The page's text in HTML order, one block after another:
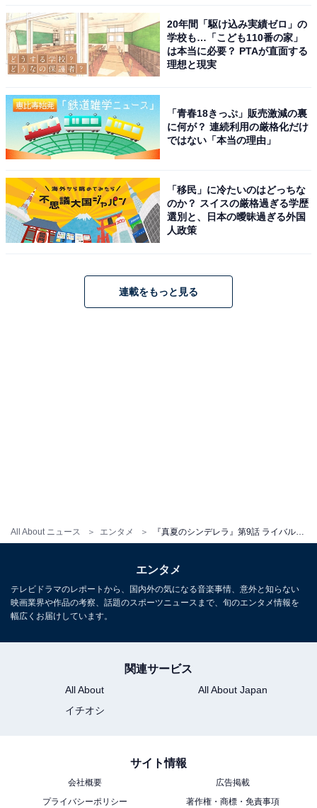
All About ニュース エンタメ
ト殺到
夏の終わりが近づき、それぞれの恋模様もいよいよクラ
選択するのか気になる展開に。
X（旧Twitter）では、「9話の匠、かっこいい」「匠がや
ってること、4～5話くらいまでには終わらせとくやつだ
「健人と夏海が付き合ってるの知ってるのに自分勝手」
など匠へのツッコミが続出。
ください」と交際を申し込み、互いの気持ちを確認し合
認められるかどうかが焦点に。いつも周りのために自分
を犠牲にしてきた夏海がどんな選択をするのか注目で
す。
20年間「駆け込み実績ゼロ」の
学校も…「こども110番の家」
は本当に必要？ PTAが直面する
理想と現実
「青春18きっぷ」販売激減の裏
に何が？ 連続利用の厳格化だけ
ではない「本当の理由」
「移民」に冷たいのはどっちな
のか？ スイスの厳格過ぎる学歴
選別と、日本の曖昧過ぎる外国
人政策
連載をもっと見る
エンタメ
テレビドラマのレポートから、国内外の気になる音楽事情、意外と知らない
映画業界や作品の考察、話題のスポーツニュースまで、旬のエンタメ情報を
幅広くお届けしています。
関連サービス
All About
All About Japan
イチオシ
サイト情報
会社概要
広告掲載
プライバシーポリシー
著作権・商標・免責事項